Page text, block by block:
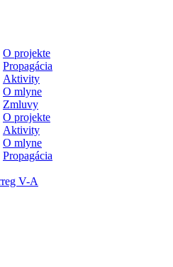
O projekte
Propagácia
Aktivity
O mlyne
Zmluvy
O projekte
Aktivity
O mlyne
Propagácia
V-A